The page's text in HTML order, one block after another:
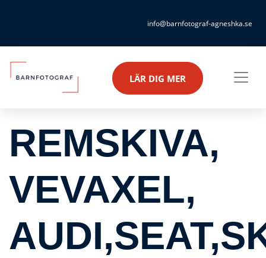
info@barnfotograf-agneshka.se
LÄR DIG MER
REMSKIVA,
VEVAXEL,